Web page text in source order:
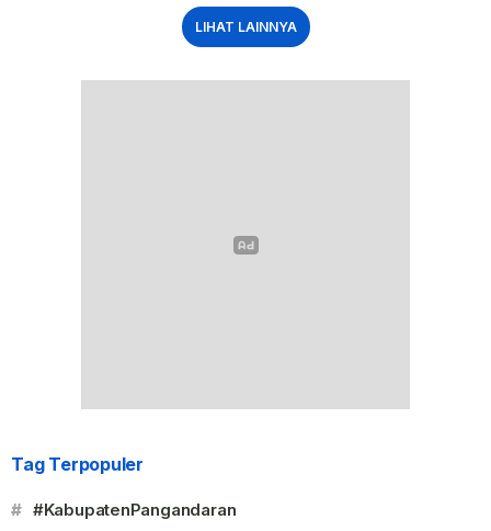
LIHAT LAINNYA
Tag Terpopuler
# #KabupatenPangandaran